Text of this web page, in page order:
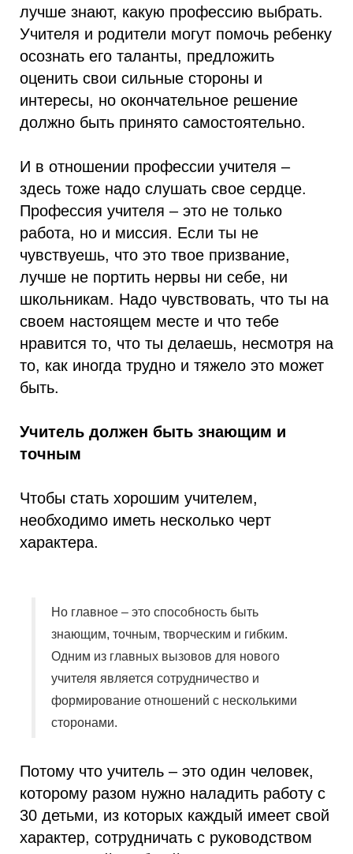
лучше знают, какую профессию выбрать.
Учителя и родители могут помочь ребенку
осознать его таланты, предложить
оценить свои сильные стороны и
интересы, но окончательное решение
должно быть принято самостоятельно.
И в отношении профессии учителя –
здесь тоже надо слушать свое сердце.
Профессия учителя – это не только
работа, но и миссия. Если ты не
чувствуешь, что это твое призвание,
лучше не портить нервы ни себе, ни
школьникам. Надо чувствовать, что ты на
своем настоящем месте и что тебе
нравится то, что ты делаешь, несмотря на
то, как иногда трудно и тяжело это может
быть.
Учитель должен быть знающим и
точным
Чтобы стать хорошим учителем,
необходимо иметь несколько черт
характера.
Но главное – это способность быть
знающим, точным, творческим и гибким.
Одним из главных вызовов для нового
учителя является сотрудничество и
формирование отношений с несколькими
сторонами.
Потому что учитель – это один человек,
которому разом нужно наладить работу с
30 детьми, из которых каждый имеет свой
характер, сотрудничать с руководством